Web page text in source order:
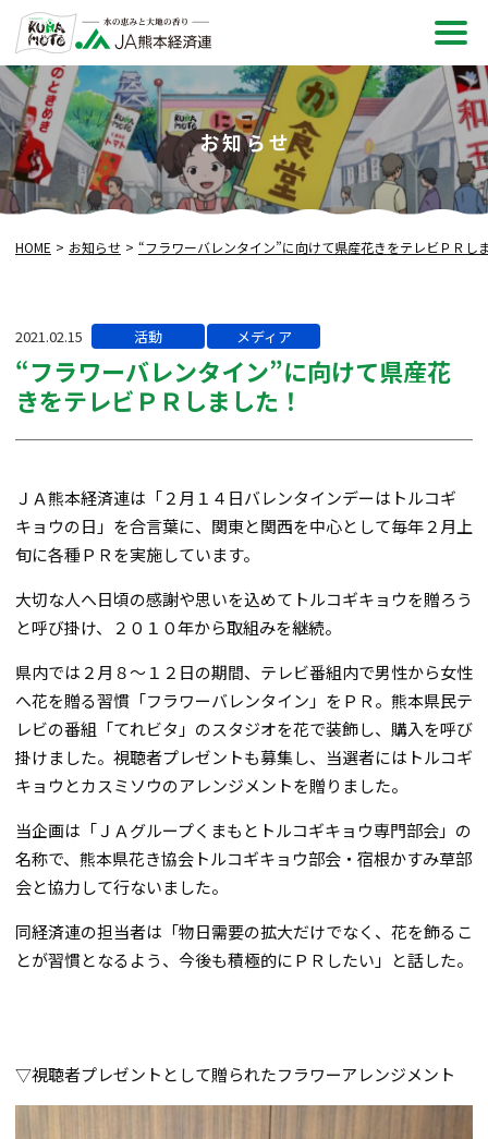
メ
ニ
お知らせ
HOME お知らせ “フラワーバレンタイン”に向けて県産花きをテレビＰＲし
2021.02.15 カ
テ
ゴ
リー:
活動 メディア
“フラワーバレンタイン”に向けて県産花
きをテレビＰＲしました！
ＪＡ熊本経済連は「２月１４日バレンタインデーはトルコギ
キョウの日」を合言葉に、関東と関西を中心として毎年２月上
旬に各種ＰＲを実施しています。
大切な人へ日頃の感謝や思いを込めてトルコギキョウを贈ろう
と呼び掛け、２０１０年から取組みを継続。
県内では２月８～１２日の期間、テレビ番組内で男性から女性
へ花を贈る習慣「フラワーバレンタイン」をＰＲ。熊本県民テ
レビの番組「てれビタ」のスタジオを花で装飾し、購入を呼び
掛けました。視聴者プレゼントも募集し、当選者にはトルコギ
キョウとカスミソウのアレンジメントを贈りました。
当企画は「ＪＡグループくまもとトルコギキョウ専門部会」の
名称で、熊本県花き協会トルコギキョウ部会・宿根かすみ草部
会と協力して行ないました。
同経済連の担当者は「物日需要の拡大だけでなく、花を飾るこ
とが習慣となるよう、今後も積極的にＰＲしたい」と話した。
▽視聴者プレゼントとして贈られたフラワーアレンジメント